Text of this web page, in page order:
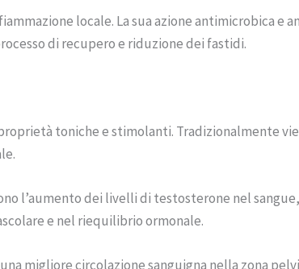
locale. La sua azione antimicrobica e
di recupero e riduzione dei fastidi.
toniche e stimolanti. Tradizionalmente
l’aumento dei livelli di testosterone nel
e nel riequilibrio ormonale.
migliore circolazione sanguigna nella zona